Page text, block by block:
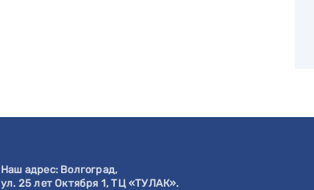
Наш адрес: Волгоград,
ул. 25 лет Октября 1, ТЦ «ТУЛАК».